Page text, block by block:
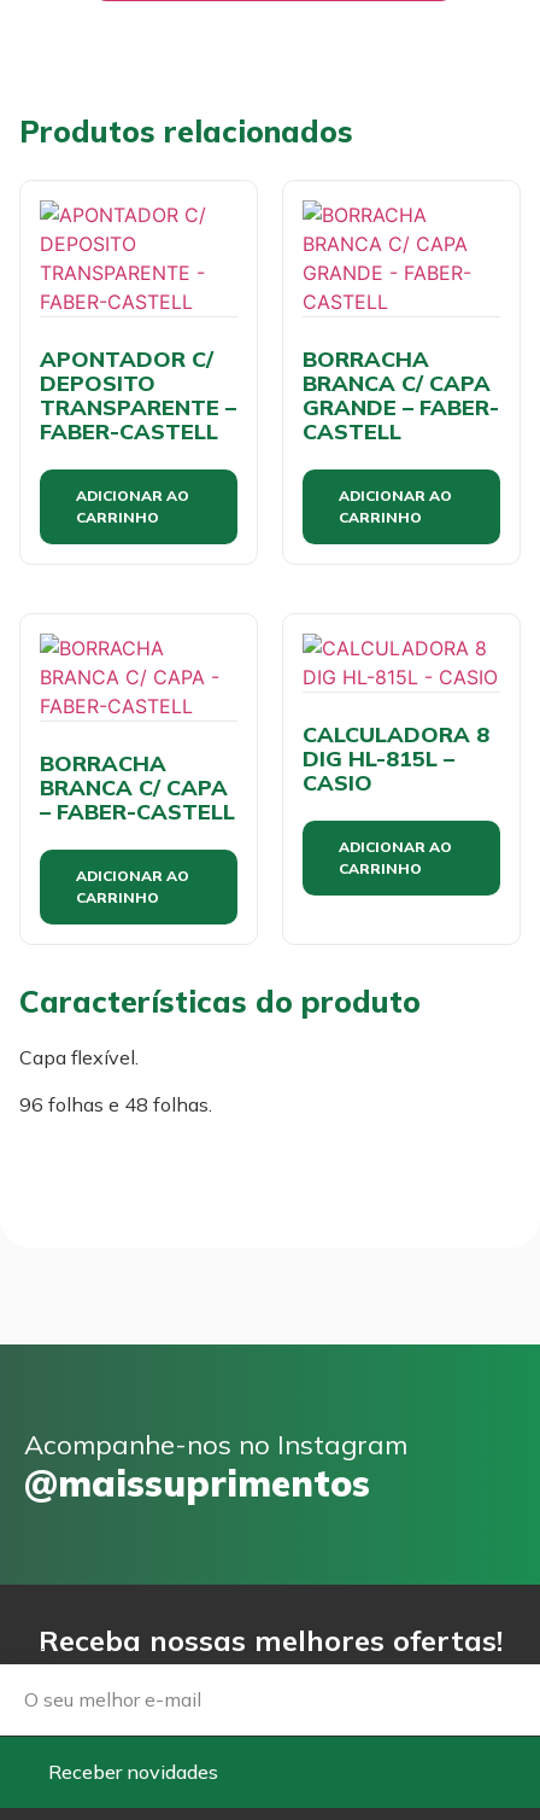
Produtos relacionados
APONTADOR C/
DEPOSITO
TRANSPARENTE –
FABER-CASTELL
ADICIONAR AO
CARRINHO
BORRACHA
BRANCA C/ CAPA
GRANDE – FABER-
CASTELL
ADICIONAR AO
CARRINHO
BORRACHA
BRANCA C/ CAPA
– FABER-CASTELL
ADICIONAR AO
CARRINHO
CALCULADORA 8
DIG HL-815L –
CASIO
ADICIONAR AO
CARRINHO
Características do produto
Capa flexível.
96 folhas e 48 folhas.
Acompanhe-nos no Instagram
@maissuprimentos
Receba nossas melhores ofertas!
Email
Receber novidades